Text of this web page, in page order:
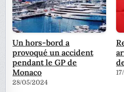
Un hors-bord a
provoqué un accident
pendant le GP de
Monaco
28/05/2024